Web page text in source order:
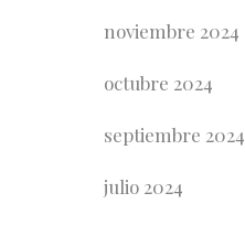
noviembre 2024
octubre 2024
septiembre 2024
julio 2024